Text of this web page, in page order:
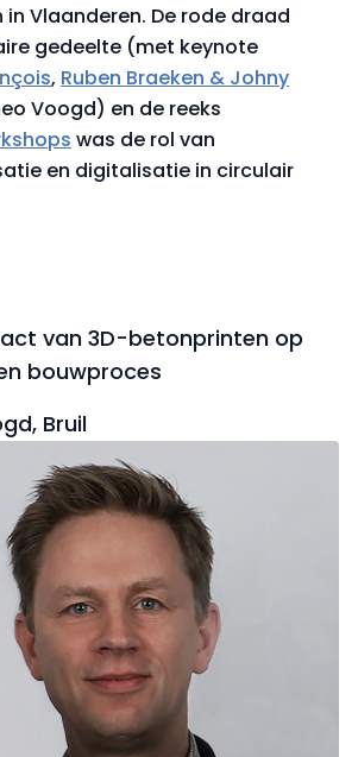
Vlaanderen. De rode draad
gedeelte (met keynote
, Ruben Braeken & Johny
Voogd) en de reeks
was de rol van
en digitalisatie in circulair
van 3D-betonprinten op
bouwproces
Bruil